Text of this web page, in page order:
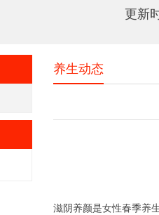
更新
养生动态
滋阴养颜是女性春季养